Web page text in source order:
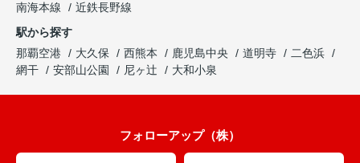
南海本線
近鉄長野線
駅から探す
那覇空港
大久保 西熊本 鹿児島中央 道明寺
二色浜
網干
安部山公園 尼ヶ辻 大和小泉
フォローアップ（株）